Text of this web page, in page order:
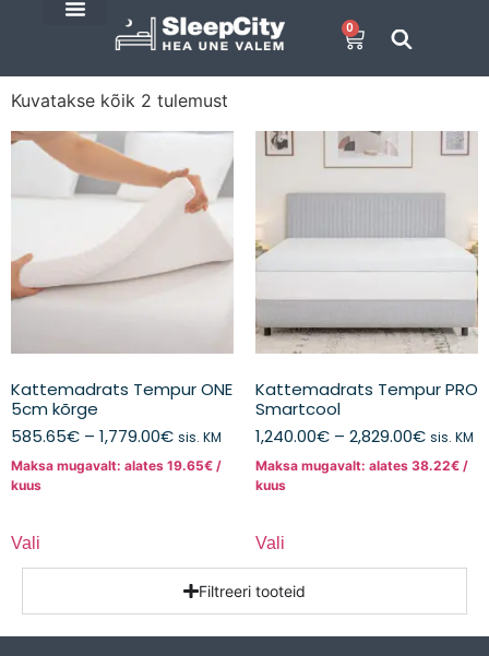
0
Kuvatakse kõik 2 tulemust
Kattemadrats Tempur ONE
5cm kõrge
585.65€ – 1,779.00€ sis. KM
Maksa mugavalt: alates 19.65€ /
kuus
Vali
Kattemadrats Tempur PRO
Smartcool
1,240.00€ – 2,829.00€ sis. KM
Maksa mugavalt: alates 38.22€ /
kuus
Vali
Filtreeri tooteid